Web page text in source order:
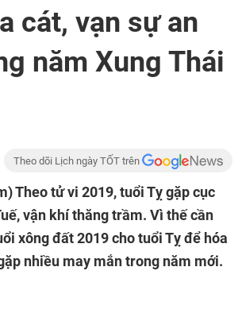
cát, vạn sự an
năm Xung Thái
Theo dõi Lịch ngày TỐT trên
Theo tử vi 2019, tuổi Tỵ gặp cục
vận khí thăng trầm. Vì thế cần
xông đất 2019 cho tuổi Tỵ để hóa
nhiều may mắn trong năm mới.